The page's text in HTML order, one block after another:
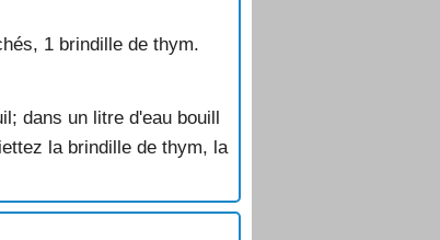
1 brindille de thym.
dans un litre d'eau bouill
la brindille de thym, la